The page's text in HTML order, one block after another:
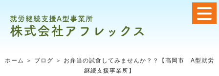
就労継続支援A型事業所
株式会社アフレックス
ホーム
＞ ブログ ＞ お弁当の試食してみませんか？？【高岡市 A型就労
継続支援事業所】